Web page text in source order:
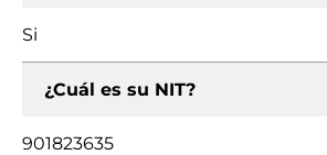
Si
¿Cuál es su NIT?
901823635